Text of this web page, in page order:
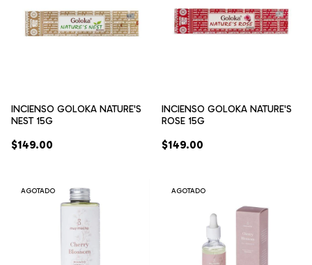
INCIENSO GOLOKA NATURE'S
NEST 15G
$149.00
INCIENSO GOLOKA NATURE'S
ROSE 15G
$149.00
AGOTADO AGOTADO